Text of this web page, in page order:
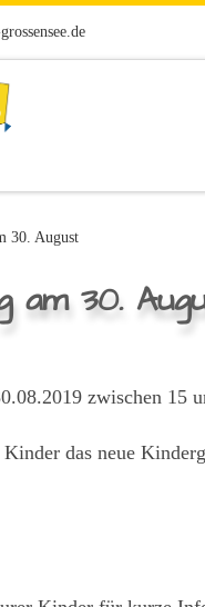
30. August
am 30.
zwischen 15
das neue